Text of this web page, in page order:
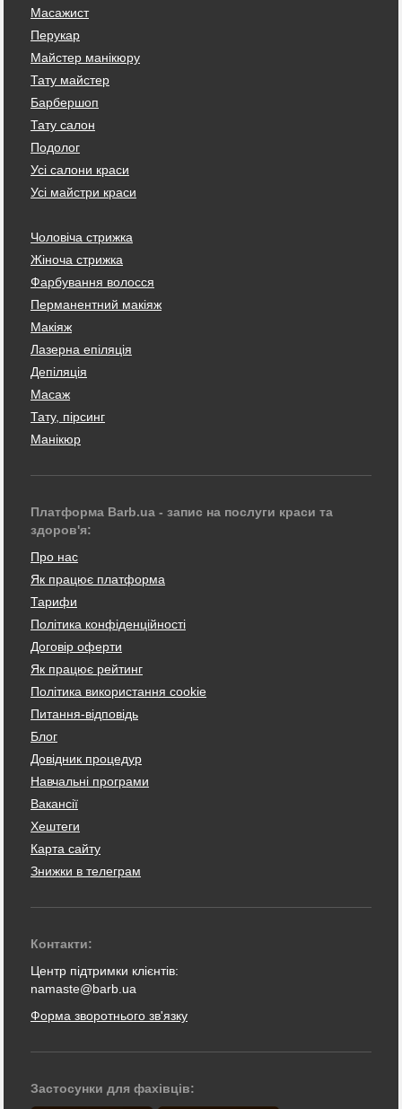
Масажист
Перукар
Майстер манікюру
Тату майстер
Барбершоп
Тату салон
Подолог
Усі салони краси
Усі майстри краси
Чоловіча стрижка
Жіноча стрижка
Фарбування волосся
Перманентний макіяж
Макіяж
Лазерна епіляція
Депіляція
Масаж
Тату, пірсинг
Манікюр
Платформа Barb.ua - запис на послуги краси та
здоров'я:
Про нас
Як працює платформа
Тарифи
Політика конфіденційності
Договір оферти
Як працює рейтинг
Політика використання cookie
Питання-відповідь
Блог
Довідник процедур
Навчальні програми
Вакансії
Хештеги
Карта сайту
Знижки в телеграм
Контакти:
Центр підтримки клієнтів:
namaste@barb.ua
Форма зворотнього зв'язку
Застосунки для фахівців: